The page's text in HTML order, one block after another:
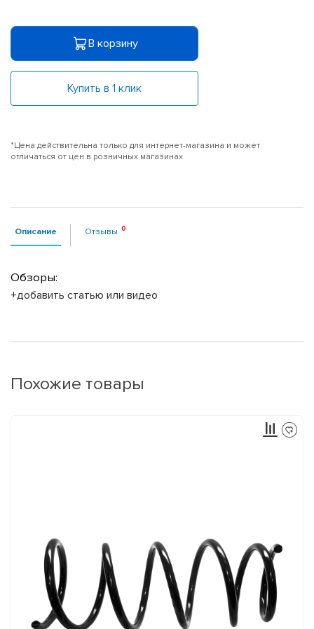
В корзину
Купить в 1 клик
*Цена действительна только для интернет-магазина и может
отличаться от цен в розничных магазинах
Описание Отзывы
Обзоры:
+добавить статью или видео
Похожие товары